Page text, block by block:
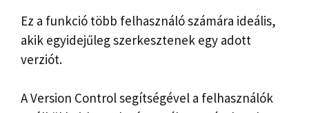
Ez a funkció több felhasználó számára ideális,
akik egyidejűleg szerkesztenek egy adott
verziót.
A Version Control segítségével a felhasználók